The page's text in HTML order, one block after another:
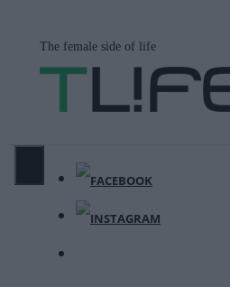
περιεχόμενο
The female side of life